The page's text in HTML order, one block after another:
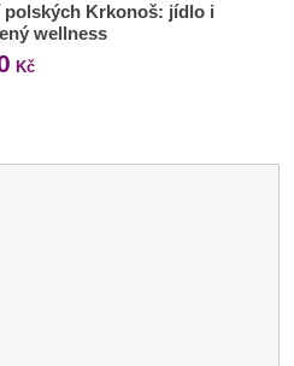
polských Krkonoš: jídlo i
wellness
Kč